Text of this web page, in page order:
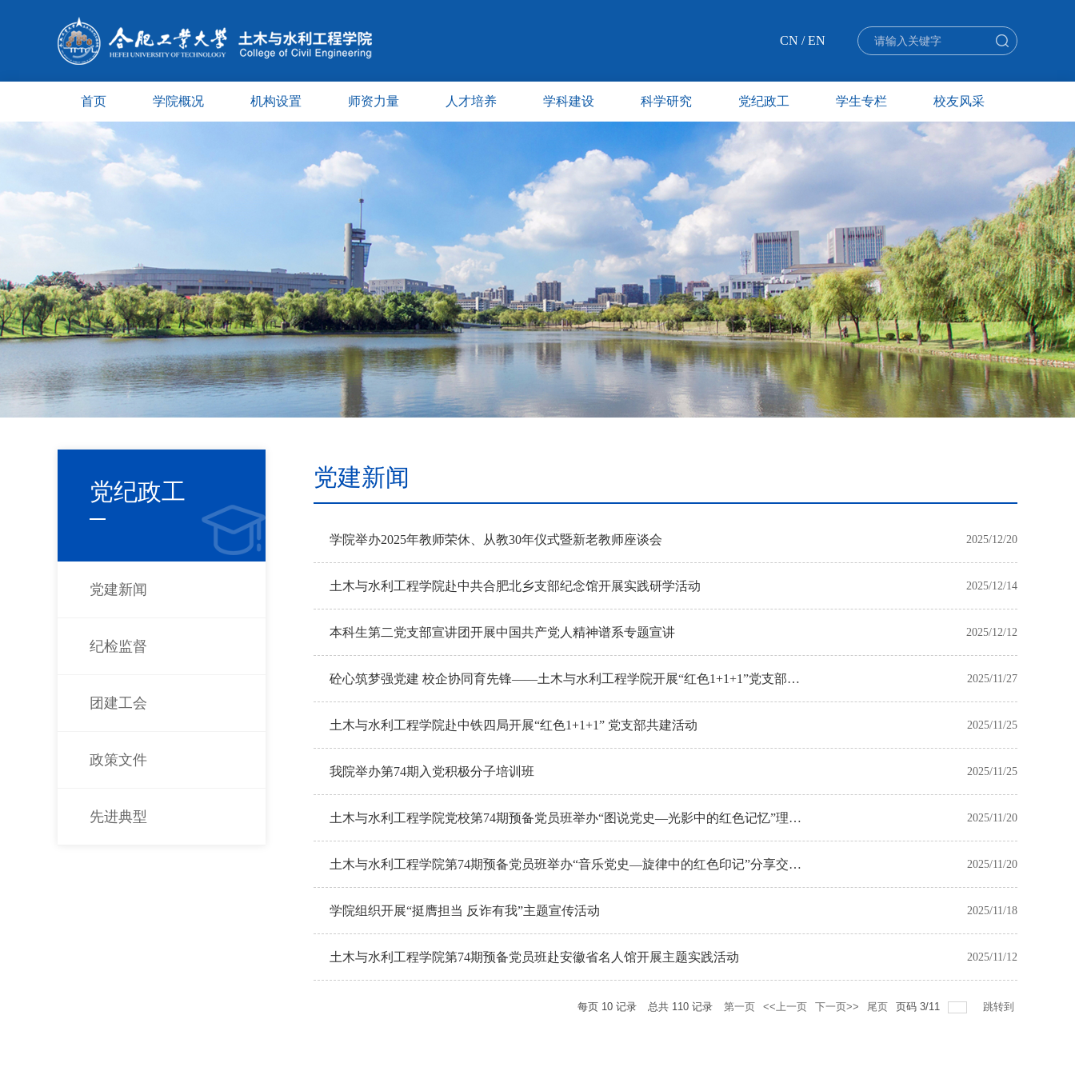
CN /EN
首页 学院概况 机构设置 师资力量 人才培养 学科建设 科学研究 党纪政工 学生专栏 校友风采
党纪政工
党建新闻
纪检监督
团建工会
政策文件
先进典型
党建新闻
学院举办2025年教师荣休、从教30年仪式暨新老教师座谈会​ 2025/12/20
土木与水利工程学院赴中共合肥北乡支部纪念馆开展实践研学活动 2025/12/14
本科生第二党支部宣讲团开展中国共产党人精神谱系专题宣讲 2025/12/12
砼心筑梦强党建 校企协同育先锋——土木与水利工程学院开展“红色1+1+1”党支部共
建活动
2025/11/27
土木与水利工程学院赴中铁四局开展“红色1+1+1” 党支部共建活动 2025/11/25
我院举办第74期入党积极分子培训班 2025/11/25
土木与水利工程学院党校第74期预备党员班举办“图说党史—光影中的红色记忆”理论
学习分享交流会
2025/11/20
土木与水利工程学院第74期预备党员班举办“音乐党史—旋律中的红色印记”分享交流
会
2025/11/20
学院组织开展“挺膺担当 反诈有我”主题宣传活动 2025/11/18
土木与水利工程学院第74期预备党员班赴安徽省名人馆开展主题实践活动 2025/11/12
每页 10 记录 总共 110 记录 第一页 <<上一页 下一页>> 尾页 页码 3/11 跳转到